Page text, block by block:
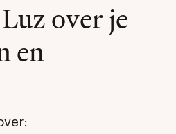
over je
en